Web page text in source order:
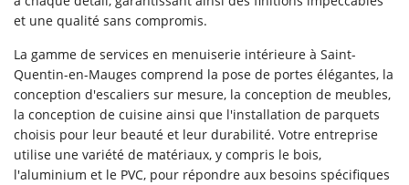
Accueil
intérieures
extérieures
06 43 57 29
et une qualité sans compromis.
La gamme de services en menuiserie intérieure à Saint-
Quentin-en-Mauges comprend la pose de portes élégantes, la
conception d'escaliers sur mesure, la conception de meubles,
la conception de cuisine ainsi que l'installation de parquets
choisis pour leur beauté et leur durabilité. Votre entreprise
utilise une variété de matériaux, y compris le bois,
l'aluminium et le PVC, pour répondre aux besoins spécifiques